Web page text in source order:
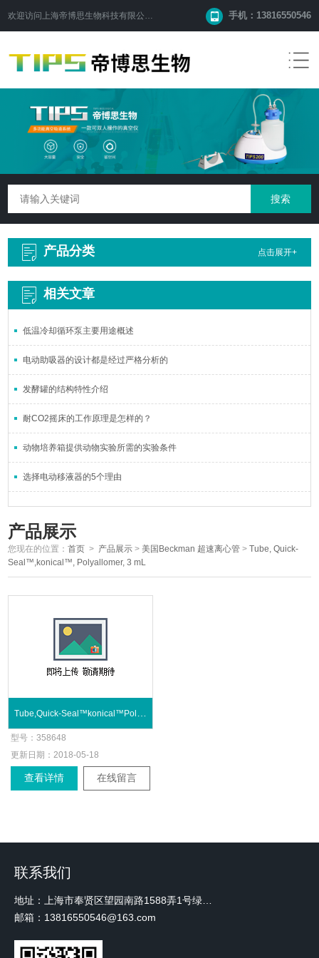
欢迎访问 上海帝博思生物科技有限公司 手机：13816550546
产品分类 点击展开+
相关文章
低温冷却循环泵主要用途概述
电动助吸器的设计都是经过严格分析的
发酵罐的结构特性介绍
耐CO2摇床的工作原理是怎样的？
动物培养箱提供动物实验所需的实验条件
选择电动移液器的5个理由
产品展示
您现在的位置：首页 > 产品展示 >美国Beckman 超速离心管 >Tube, Quick-
Seal™,konical™, Polyallomer, 3 mL
型号：358648
更新日期： 2018-05-18
查看详情 在线留言
联系我们
邮箱：13816550546@163.com